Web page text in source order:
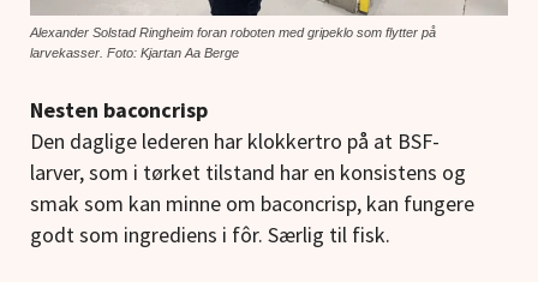
Alexander Solstad Ringheim foran roboten med gripeklo som flytter på
larvekasser. Foto: Kjartan Aa Berge
Nesten baconcrisp
Den daglige lederen har klokkertro på at BSF-
larver, som i tørket tilstand har en konsistens og
smak som kan minne om baconcrisp, kan fungere
godt som ingrediens i fôr. Særlig til fisk.